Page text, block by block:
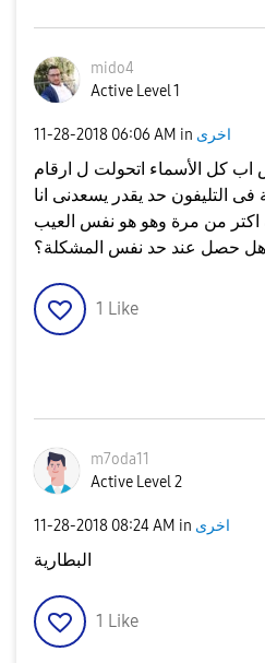
mido4
Active Level 1
‎11-28-2018 06:06 AM in اخرى
اب كل الأسماء اتحولت ل ارقام
التليفون حد يقدر يسعدنى انا
من مرة وهو هو نفس العيب
هل حصل عند حد نفس المشكلة؟
1 Like
m7oda11
Active Level 2
‎11-28-2018 08:24 AM in اخرى
البطارية
1 Like